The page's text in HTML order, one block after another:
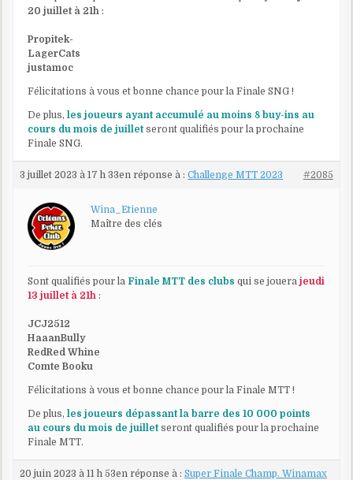
20 juillet à 21h :
Propitek-
LagerCats
justamoc
Félicitations à vous et bonne chance pour la Finale SNG !
De plus,les joueurs ayant accumulé au moins 8 buy-ins au
cours du mois de juilletseront qualifiés pour la prochaine
Finale SNG.
3 juillet 2023 à 17 h 33en réponse à :Challenge MTT 2023 #2085
Wina_Etienne
Maître des clés
Sont qualifiés pour laFinale MTT des clubs qui se jouerajeudi
13 juillet à 21h :
JCJ2512
HaaanBully
RedRed Whine
Comte Booku
Félicitations à vous et bonne chance pour la Finale MTT !
De plus,les joueurs dépassant la barre des 10 000 points
au cours du mois de juilletseront qualifiés pour la prochaine
Finale MTT.
20 juin 2023 à 11 h 53en réponse à :Super Finale Champ. Winamax